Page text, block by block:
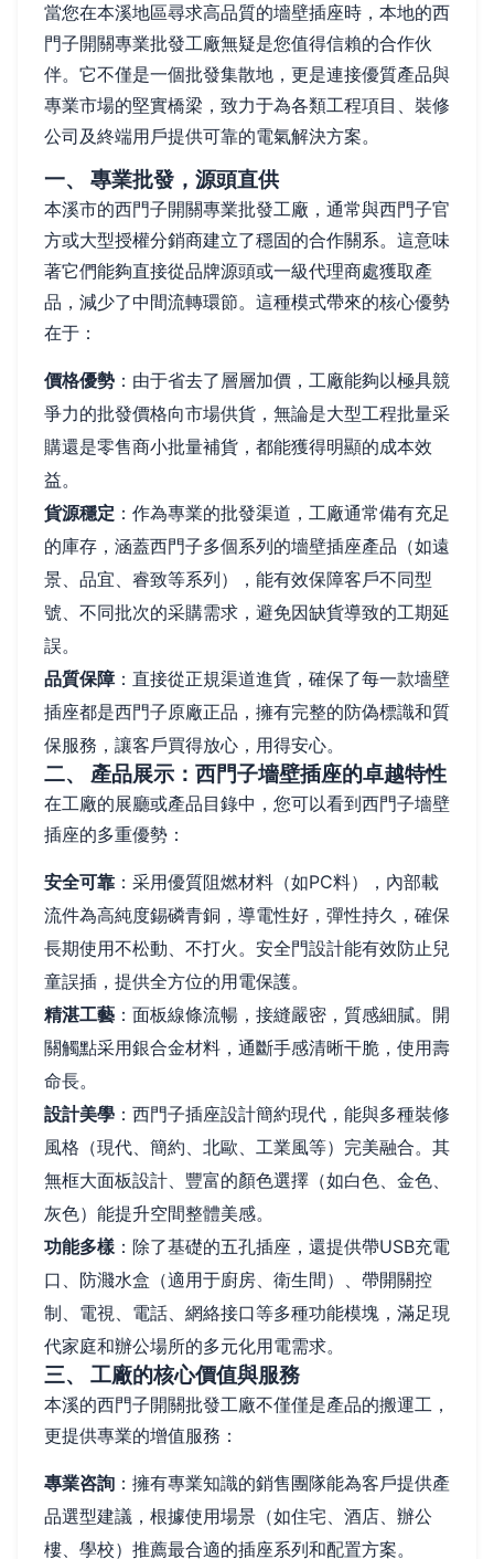
當您在本溪地區尋求高品質的墻壁插座時，本地的西
門子開關專業批發工廠無疑是您值得信賴的合作伙
伴。它不僅是一個批發集散地，更是連接優質產品與
專業市場的堅實橋梁，致力于為各類工程項目、裝修
公司及終端用戶提供可靠的電氣解決方案。
一、 專業批發，源頭直供
本溪市的西門子開關專業批發工廠，通常與西門子官
方或大型授權分銷商建立了穩固的合作關系。這意味
著它們能夠直接從品牌源頭或一級代理商處獲取產
品，減少了中間流轉環節。這種模式帶來的核心優勢
在于：
價格優勢 ：由于省去了層層加價，工廠能夠以極具競
爭力的批發價格向市場供貨，無論是大型工程批量采
購還是零售商小批量補貨，都能獲得明顯的成本效
益。
貨源穩定 ：作為專業的批發渠道，工廠通常備有充足
的庫存，涵蓋西門子多個系列的墻壁插座產品（如遠
景、品宜、睿致等系列），能有效保障客戶不同型
號、不同批次的采購需求，避免因缺貨導致的工期延
誤。
品質保障：直接從正規渠道進貨，確保了每一款墻壁
插座都是西門子原廠正品，擁有完整的防偽標識和質
保服務，讓客戶買得放心，用得安心。
二、 產品展示：西門子墻壁插座的卓越特性
在工廠的展廳或產品目錄中，您可以看到西門子墻壁
插座的多重優勢：
安全可靠 ：采用優質阻燃材料（如PC料），內部載
流件為高純度錫磷青銅，導電性好，彈性持久，確保
長期使用不松動、不打火。安全門設計能有效防止兒
童誤插，提供全方位的用電保護。
精湛工藝 ：面板線條流暢，接縫嚴密，質感細膩。開
關觸點采用銀合金材料，通斷手感清晰干脆，使用壽
命長。
設計美學 ：西門子插座設計簡約現代，能與多種裝修
風格（現代、簡約、北歐、工業風等）完美融合。其
無框大面板設計、豐富的顏色選擇（如白色、金色、
灰色）能提升空間整體美感。
功能多樣：除了基礎的五孔插座，還提供帶USB充電
口、防濺水盒（適用于廚房、衛生間）、帶開關控
制、電視、電話、網絡接口等多種功能模塊，滿足現
代家庭和辦公場所的多元化用電需求。
三、 工廠的核心價值與服務
本溪的西門子開關批發工廠不僅僅是產品的搬運工，
更提供專業的增值服務：
專業咨詢 ：擁有專業知識的銷售團隊能為客戶提供產
品選型建議，根據使用場景（如住宅、酒店、辦公
樓、學校）推薦最合適的插座系列和配置方案。